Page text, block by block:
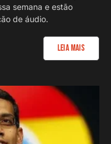
semana e estão
de áudio.
Leia Mais